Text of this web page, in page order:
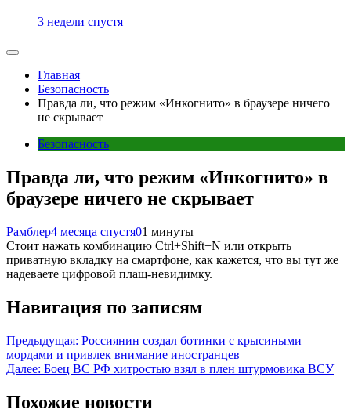
3 недели спустя
Главная
Безопасность
Правда ли, что режим «Инкогнито» в браузере ничего
не скрывает
Безопасность
Правда ли, что режим «Инкогнито» в
браузере ничего не скрывает
Рамблер4 месяца спустя01 минуты
Стоит нажать комбинацию Ctrl+Shift+N или открыть
приватную вкладку на смартфоне, как кажется, что вы тут же
надеваете цифровой плащ-невидимку.
Навигация по записям
Предыдущая: Россиянин создал ботинки с крысиными
мордами и привлек внимание иностранцев
Далее: Боец ВС РФ хитростью взял в плен штурмовика ВСУ
Похожие новости